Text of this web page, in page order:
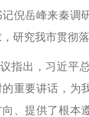
记倪岳峰来秦调
研究我市贯彻
指出，习近平
重要讲话，为
、提供了根本